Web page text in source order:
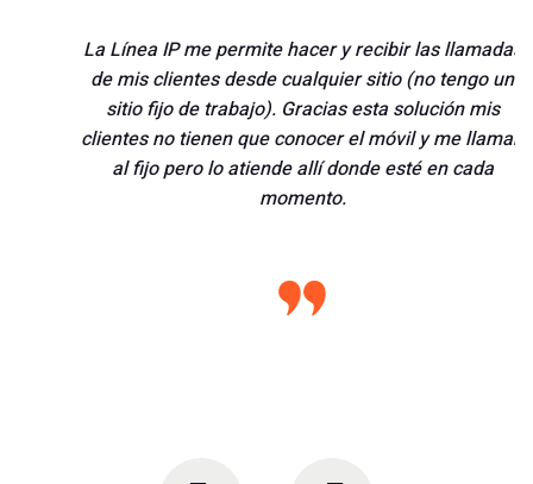
La Línea IP me permite hacer y recibir las llamadas
de mis clientes desde cualquier sitio (no tengo un
sitio fijo de trabajo). Gracias esta solución mis
clientes no tienen que conocer el móvil y me llaman
al fijo pero lo atiende allí donde esté en cada
momento.